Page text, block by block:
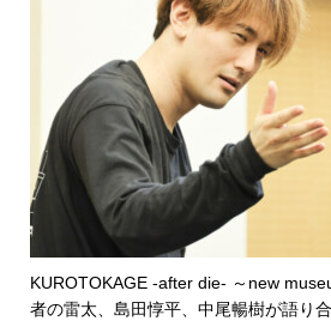
KUROTOKAGE -after die- ～new
者の雷太、島田惇平、中尾暢樹が語り